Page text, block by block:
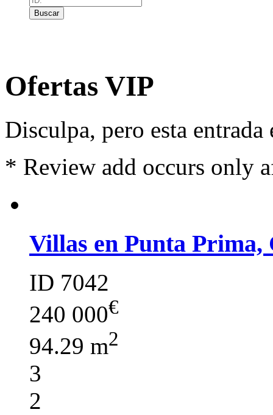
Buscar
Ofertas VIP
Disculpa, pero esta
* Review add occurs only
Villas en Punta Prima,
ID 7042
240 000€
94.29 m2
3
2